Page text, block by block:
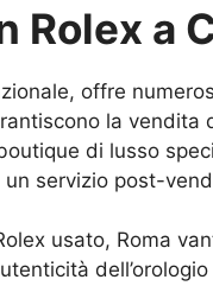
Rolex a
offre
la vendita
di lusso
servizio post-
usato, Roma